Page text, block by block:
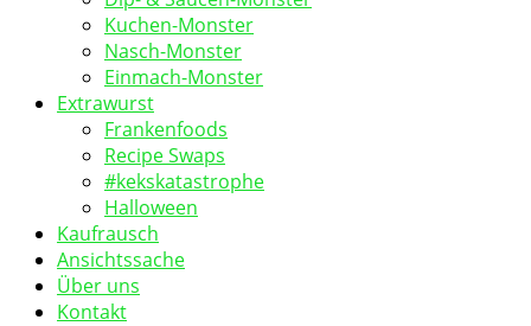
Kuchen-Monster
Nasch-Monster
Einmach-Monster
Extrawurst
Frankenfoods
Recipe Swaps
#kekskatastrophe
Halloween
Kaufrausch
Ansichtssache
Über uns
Kontakt